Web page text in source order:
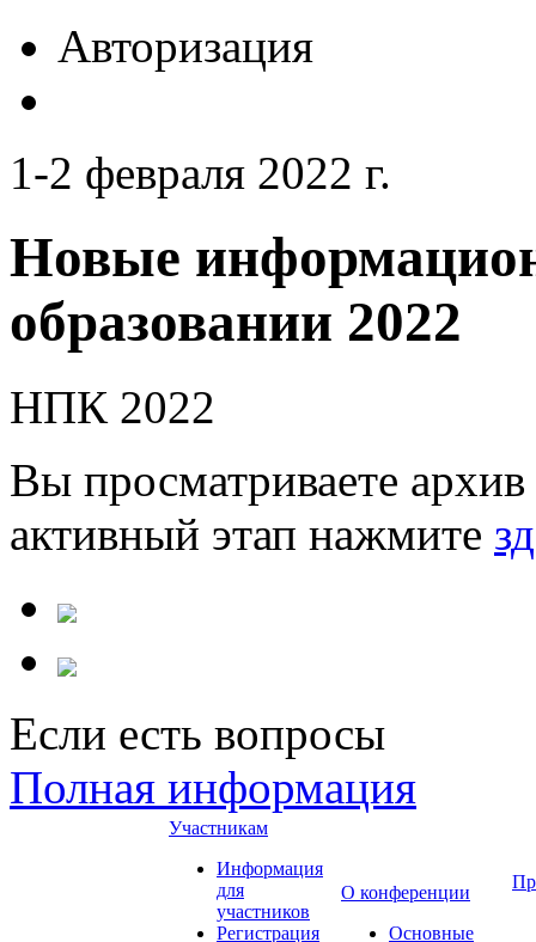
Авторизация
1-2 февраля 2022 г.
Новые
образовании 2022
НПК 2022
Вы просматриваете
активный этап нажмите
Если есть вопросы
Полная информация
Участникам
Информация
для
участников
Регистрация
О конференции
Основные